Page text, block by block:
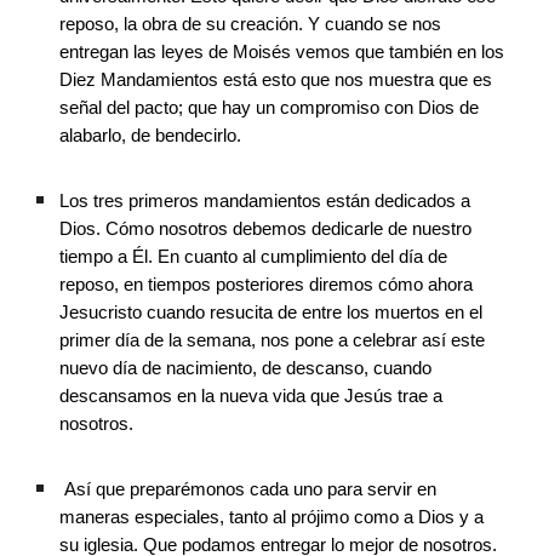
reposo, la obra de su creación. Y cuando se nos
entregan las leyes de Moisés vemos que también en los
Diez Mandamientos está esto que nos muestra que es
señal del pacto; que hay un compromiso con Dios de
alabarlo, de bendecirlo.
Los tres primeros mandamientos están dedicados a
Dios. Cómo nosotros debemos dedicarle de nuestro
tiempo a Él. En cuanto al cumplimiento del día de
reposo, en tiempos posteriores diremos cómo ahora
Jesucristo cuando resucita de entre los muertos en el
primer día de la semana, nos pone a celebrar así este
nuevo día de nacimiento, de descanso, cuando
descansamos en la nueva vida que Jesús trae a
nosotros.
Así que preparémonos cada uno para servir en
maneras especiales, tanto al prójimo como a Dios y a
su iglesia. Que podamos entregar lo mejor de nosotros.